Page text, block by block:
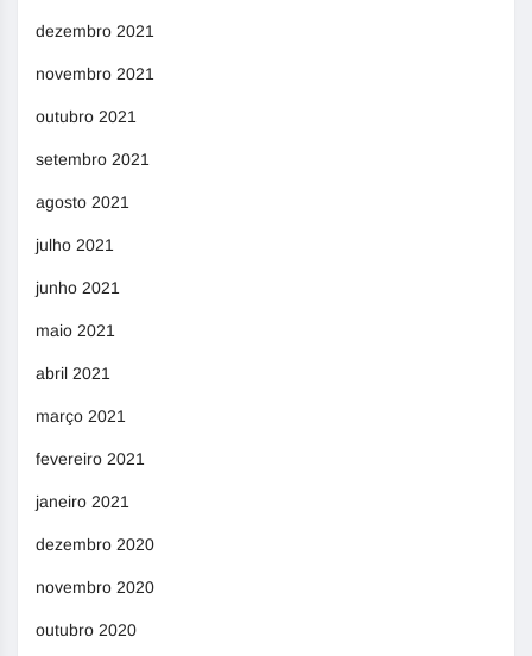
dezembro 2021
novembro 2021
outubro 2021
setembro 2021
agosto 2021
julho 2021
junho 2021
maio 2021
abril 2021
março 2021
fevereiro 2021
janeiro 2021
dezembro 2020
novembro 2020
outubro 2020